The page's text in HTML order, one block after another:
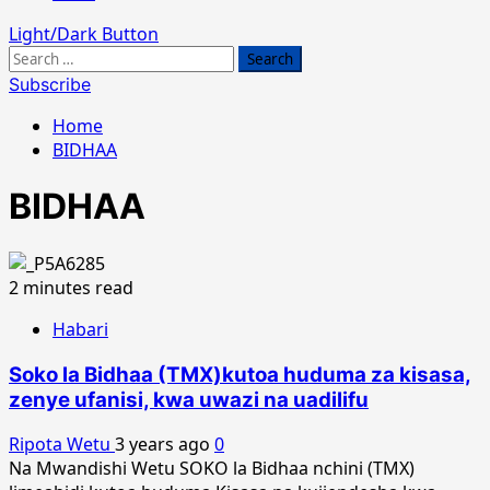
Light/Dark Button
Search
for:
Subscribe
Home
BIDHAA
BIDHAA
2 minutes read
Habari
Soko la Bidhaa (TMX)kutoa huduma za kisasa,
zenye ufanisi, kwa uwazi na uadilifu
Ripota Wetu 3 years ago 0
Na Mwandishi Wetu SOKO la Bidhaa nchini (TMX)